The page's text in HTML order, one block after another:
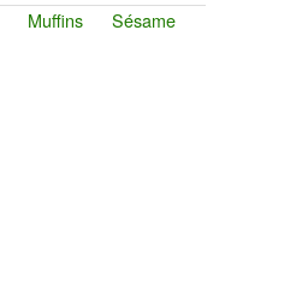
Muffins Sésame